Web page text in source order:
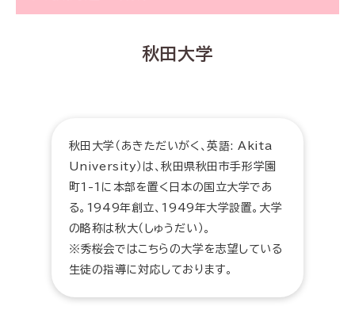
秋田大学
秋田大学（あきただいがく、英語: Akita
University）は、秋田県秋田市手形学園
町1-1に本部を置く日本の国立大学であ
る。1949年創立、1949年大学設置。大学
の略称は秋大（しゅうだい）。
※秀桜会ではこちらの大学を志望している
生徒の指導に対応しております。